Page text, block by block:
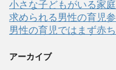
小さな子どもがいる家
求められる男性の育児
男性の育児ではまず赤
アーカイブ